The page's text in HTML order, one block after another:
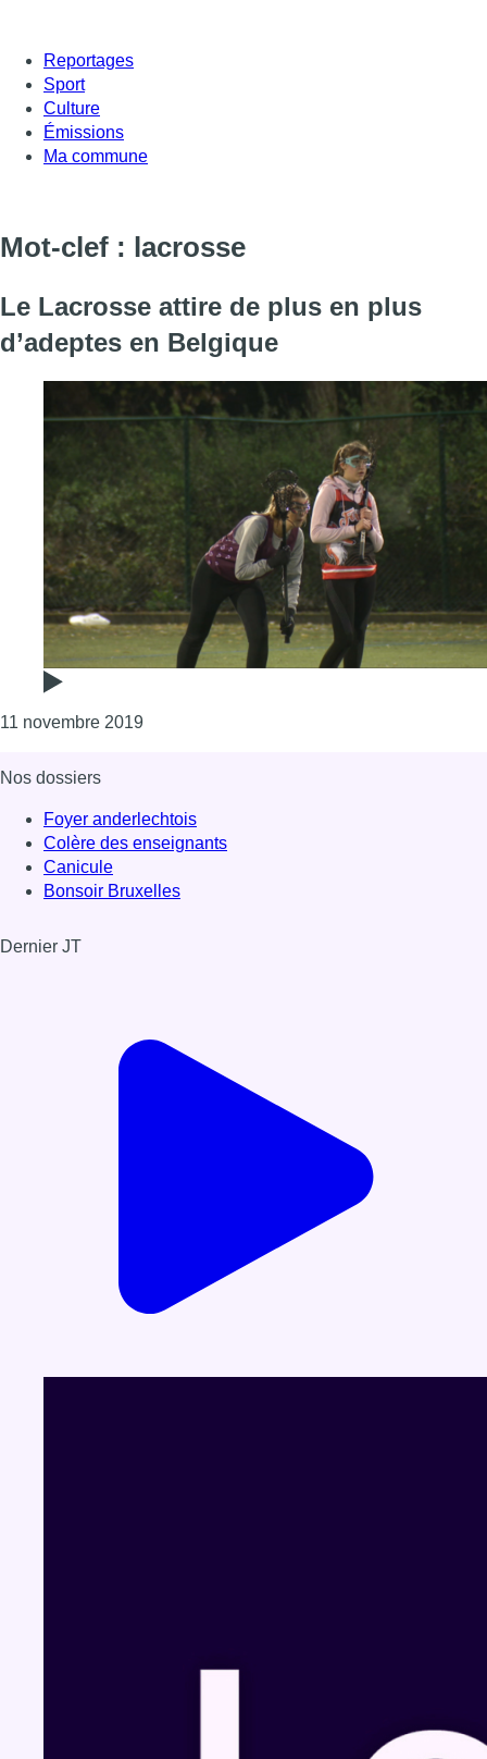
Reportages
Sport
Culture
Émissions
Ma commune
Mot-clef : lacrosse
Le Lacrosse attire de plus en plus
d’adeptes en Belgique
11 novembre 2019Consulter l'article "Le Lacrosse attire de
Nos dossiers
Foyer anderlechtois
Colère des enseignants
Canicule
Bonsoir Bruxelles
Dernier JT